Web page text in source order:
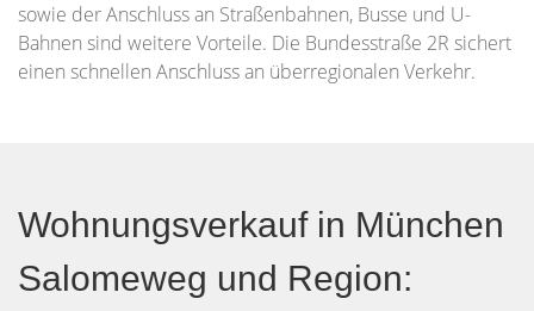
sowie der Anschluss an Straßenbahnen, Busse und U-
Bahnen sind weitere Vorteile. Die Bundesstraße 2R sichert
einen schnellen Anschluss an überregionalen Verkehr.
Wohnungsverkauf in München
Salomeweg und Region: